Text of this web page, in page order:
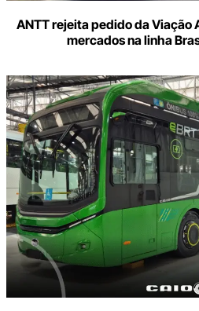
ANTT rejeita pedido da Viação
mercados na linha